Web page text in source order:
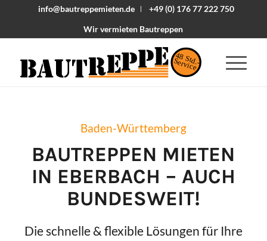
info@bautreppemieten.de
+49 (0) 176 77 222 750
Wir vermieten Bautreppen
48 Std.-
Service
Baden-Württemberg
BAUTREPPEN MIETEN
IN EBERBACH – AUCH
BUNDESWEIT!
Die schnelle & flexible Lösungen für Ihre